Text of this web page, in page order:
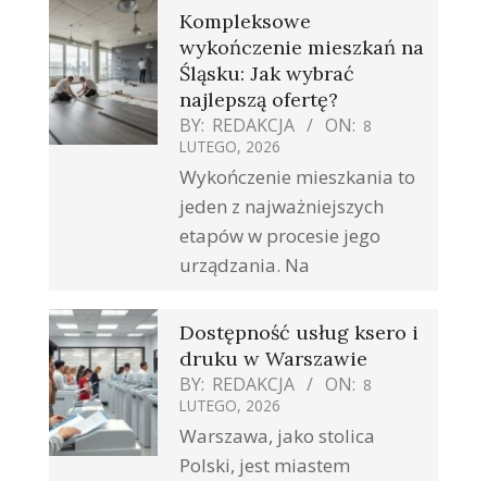
Kompleksowe
wykończenie mieszkań na
Śląsku: Jak wybrać
najlepszą ofertę?
BY: REDAKCJA ON: 8
LUTEGO, 2026
Wykończenie mieszkania to
jeden z najważniejszych
etapów w procesie jego
urządzania. Na
Dostępność usług ksero i
druku w Warszawie
BY: REDAKCJA ON: 8
LUTEGO, 2026
Warszawa, jako stolica
Polski, jest miastem